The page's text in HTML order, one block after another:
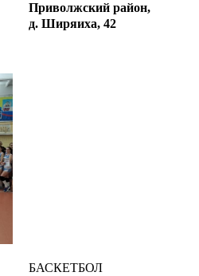
Приволжский район,
д. Ширяиха, 42
БАСКЕТБОЛ